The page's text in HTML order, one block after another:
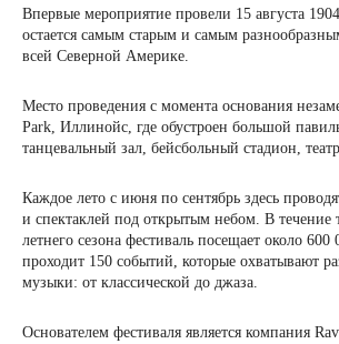
Впервые мероприятие провели 15 августа
остается самым старым и самым
всей Северной Америке.
Место проведения с момента основания
Park, Иллинойс, где обустроен большой
танцевальный зал, бейсбольный стадион,
Каждое лето с июня по сентябрь здесь
и спектаклей под открытым небом. В течение
летнего сезона фестиваль посещает около 600
проходит 150 событий, которые охватывают
музыки: от классической до джаза.
Основателем фестиваля является компания